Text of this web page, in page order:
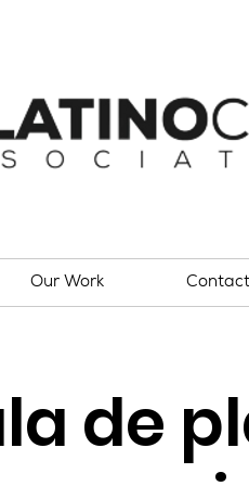
Our Work
de